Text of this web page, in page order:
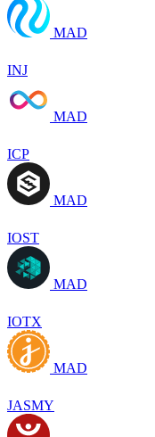
MAD
INJ
MAD
ICP
MAD
IOST
MAD
IOTX
MAD
JASMY